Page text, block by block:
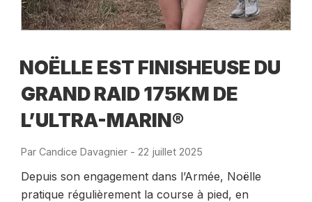
NOËLLE EST FINISHEUSE DU
GRAND RAID 175KM DE
L’ULTRA-MARIN®
Par Candice Davagnier - Publié
22 juillet 2025
Depuis son engagement dans l’Armée, Noëlle
pratique régulièrement la course à pied, en